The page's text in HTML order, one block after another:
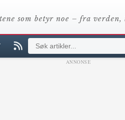
som betyr noe – fra verden,
ANNONSE